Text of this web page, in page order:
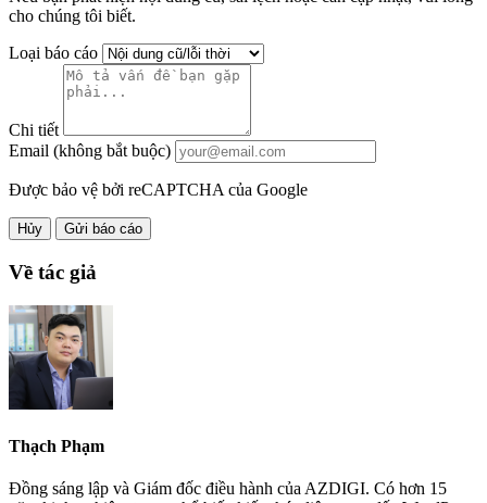
cho chúng tôi biết.
Loại báo cáo
Chi tiết
Email (không bắt buộc)
Được bảo vệ bởi reCAPTCHA của Google
Hủy Gửi báo cáo
Về tác giả
Thạch Phạm
Đồng sáng lập và Giám đốc điều hành của AZDIGI. Có hơn 15